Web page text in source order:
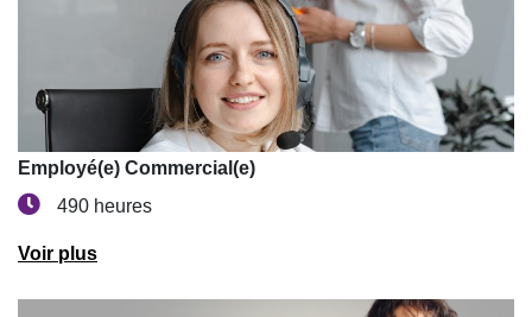
Employé(e) Commercial(e)
490 heures
Voir plus